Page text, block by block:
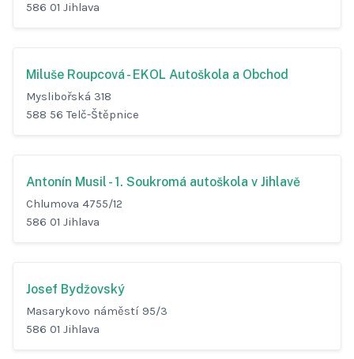
586 01 Jihlava
Miluše Roupcová - EKOL Autoškola a Obchod
Myslibořská 318
588 56 Telč-Štěpnice
Antonín Musil - 1. Soukromá autoškola v Jihlavě
Chlumova 4755/12
586 01 Jihlava
Josef Bydžovský
Masarykovo náměstí 95/3
586 01 Jihlava